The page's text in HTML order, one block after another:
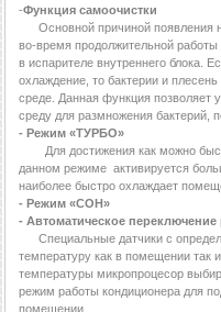
-Функция самоочистки
Основной причиной появления
во-время продолжительной работы
в испарителе внутреннего блока.
охлаждение, то бактерии и
среде. Данная функция позволяет
среду для размножения бактерий,
- Режим «ТУРБО»
Для достижения как можно
данном режиме активируется
наиболее быстро охлаждает
- Режим «СОН»
- Автоматическое
Специальные датчики с
температуру как в помещении так
температуры микропроцесор
режим работы кондиционера для
помещении.